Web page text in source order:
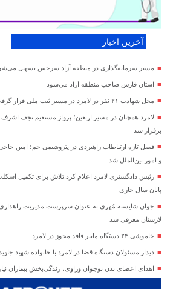
آخرین اخبار
مسیر سرمایه‌گذاری در منطقه آزاد سرخس تسهیل
استان فارس صاحب منطقه آزاد می‌شود
محل شهادت ۲۱ نفر در لامرد در مسیر ثبت ملی قرار گرفت
لامرد همچنان در مسیر اربعین؛ پرواز مستقیم نجف
برقرار شد
فصل تازه ارتباطات راهبردی در پتروشیمی جم؛ امین
و امور بین‌الملل شد
رئیس دادگستری لامرد اعلام کرد:تلاش برای تکمیل
پایان سال جاری
جوان شایسته مُهری به عنوان سرپرست مدیریت
لارستان معرفی شد
خاموشی ۲۴ دستگاه ماینر فاقد مجوز در لامرد
دیدار مسئولان دستگاه قضا در لامرد با خانواده شهید
اهدای اعضای بدن نوجوان وراوی، زندگی‌بخش بیماران